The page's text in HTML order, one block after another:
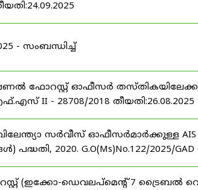
- സംബന്ധിച്ച്
ഫോറസ്റ്റ് ഓഫീസർ
II - 28708/2018 തീയതി:26.08.2025
സർവീസ് ഓഫീസർമാർക്കുള്ള AIS
2020. G.O(Ms)No.122/2025/GAD
(ഇക്കോ-ഡെവലപ്മെന്റ് 7 ട്രൈബൽ